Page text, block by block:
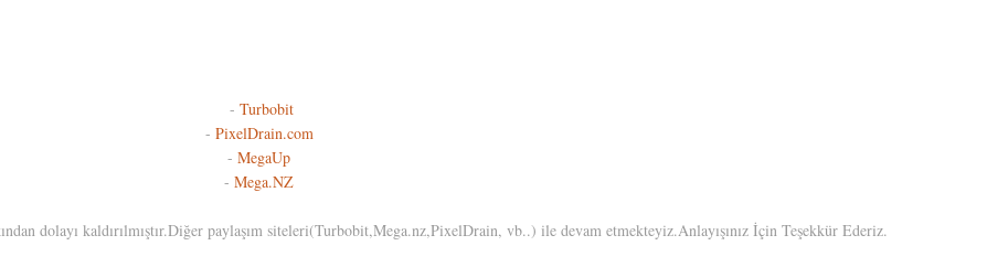
- Turbobit
- PixelDrain.com
- MegaUp
- Mega.NZ
dolayı kaldırılmıştır.Diğer paylaşım siteleri(Turbobit,Mega.nz,PixelDrain, vb..) ile devam etmekteyiz.Anlayışınız İçin Teşekkür Ederiz.